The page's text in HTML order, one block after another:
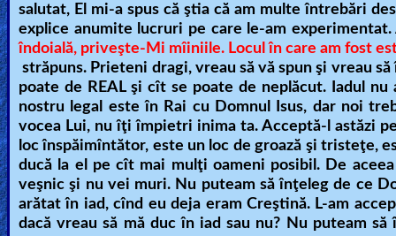
salutat, El mi-a spus că ştia că am multe întrebări
explice anumite lucruri pe care le-am
îndoială, priveşte-Mi mîiniile. Locul în care am fost
străpuns. Prieteni dragi, vreau să vă spun şi vreau
poate de REAL şi cît se poate de neplăcut. Iadul
nostru legal este în Rai cu Domnul Isus, dar noi
vocea Lui, nu îţi împietri inima ta. Acceptă-l astăzi
loc înspăimîntător, este un loc de groază şi tristeţe,
ducă la el pe cît mai mulţi oameni posibil. De
veşnic şi nu vei muri. Nu puteam să înţeleg de ce
arătat în iad, cînd eu deja eram Creştină. L-am
dacă vreau să mă duc în iad sau nu? Nu puteam